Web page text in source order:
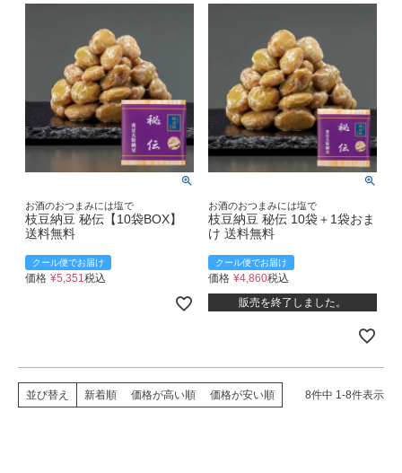
お酒のおつまみには塩で
枝豆納豆 秘伝【10袋BOX】
送料無料
クール便でお届け
価格 ¥5,351税込
お酒のおつまみには塩で
枝豆納豆 秘伝 10袋＋1袋おま
け 送料無料
クール便でお届け
価格 ¥4,860税込
販売を終了しました。
並び替え 新着順 価格が高い順 価格が安い順 8件中 1-8件表示